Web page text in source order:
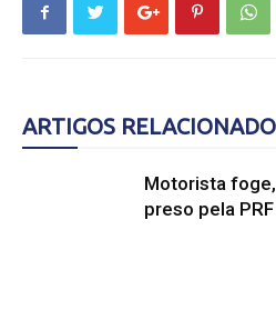
ARTIGOS
Motorista
preso pela